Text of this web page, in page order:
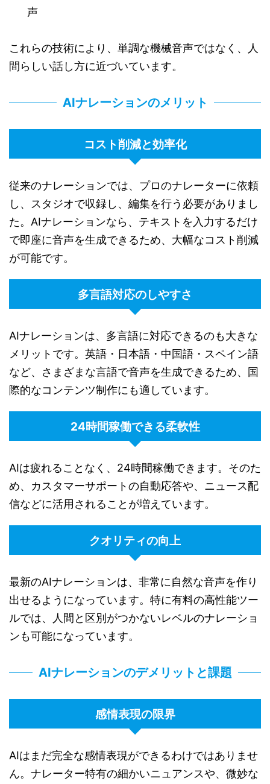
声
これらの技術により、単調な機械音声ではなく、人
間らしい話し方に近づいています。
AIナレーションのメリット
コスト削減と効率化
従来のナレーションでは、プロのナレーターに依頼
し、スタジオで収録し、編集を行う必要がありまし
た。AIナレーションなら、テキストを入力するだけ
で即座に音声を生成できるため、大幅なコスト削減
が可能です。
多言語対応のしやすさ
AIナレーションは、多言語に対応できるのも大きな
メリットです。英語・日本語・中国語・スペイン語
など、さまざまな言語で音声を生成できるため、国
際的なコンテンツ制作にも適しています。
24時間稼働できる柔軟性
AIは疲れることなく、24時間稼働できます。そのた
め、カスタマーサポートの自動応答や、ニュース配
信などに活用されることが増えています。
クオリティの向上
最新のAIナレーションは、非常に自然な音声を作り
出せるようになっています。特に有料の高性能ツー
ルでは、人間と区別がつかないレベルのナレーショ
ンも可能になっています。
AIナレーションのデメリットと課題
感情表現の限界
AIはまだ完全な感情表現ができるわけではありませ
ん。ナレーター特有の細かいニュアンスや、微妙な